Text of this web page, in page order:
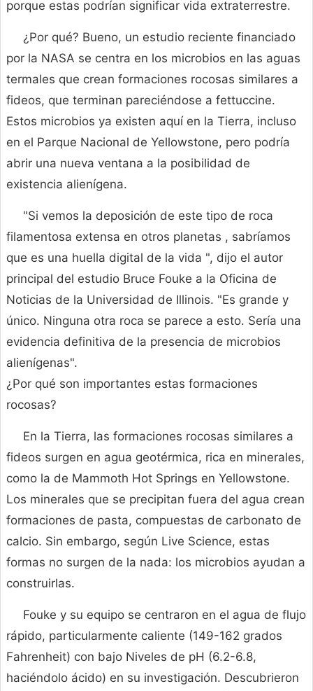
porque estas podrían significar vida extraterrestre.
¿Por qué? Bueno, un estudio reciente financiado
por la NASA se centra en los microbios en las aguas
termales que crean formaciones rocosas similares a
fideos, que terminan pareciéndose a fettuccine.
Estos microbios ya existen aquí en la Tierra, incluso
en el Parque Nacional de Yellowstone, pero podría
abrir una nueva ventana a la posibilidad de
existencia alienígena.
"Si vemos la deposición de este tipo de roca
filamentosa extensa en otros planetas , sabríamos
que es una huella digital de la vida ", dijo el autor
principal del estudio Bruce Fouke a la Oficina de
Noticias de la Universidad de Illinois. "Es grande y
único. Ninguna otra roca se parece a esto. Sería una
evidencia definitiva de la presencia de microbios
alienígenas".
¿Por qué son importantes estas formaciones
rocosas?
En la Tierra, las formaciones rocosas similares a
fideos surgen en agua geotérmica, rica en minerales,
como la de Mammoth Hot Springs en Yellowstone.
Los minerales que se precipitan fuera del agua crean
formaciones de pasta, compuestas de carbonato de
calcio. Sin embargo, según Live Science, estas
formas no surgen de la nada: los microbios ayudan a
construirlas.
Fouke y su equipo se centraron en el agua de flujo
rápido, particularmente caliente (149-162 grados
Fahrenheit) con bajo Niveles de pH (6.2-6.8,
haciéndolo ácido) en su investigación. Descubrieron